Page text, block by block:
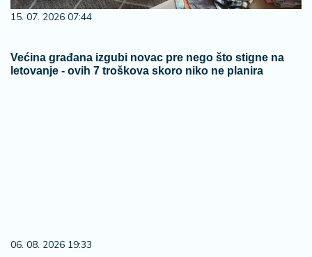
15. 07. 2026 07:44
Većina građana izgubi novac pre nego što stigne na
letovanje - ovih 7 troškova skoro niko ne planira
06. 08. 2026 19:33